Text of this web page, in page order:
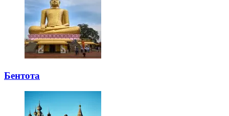
Бентота